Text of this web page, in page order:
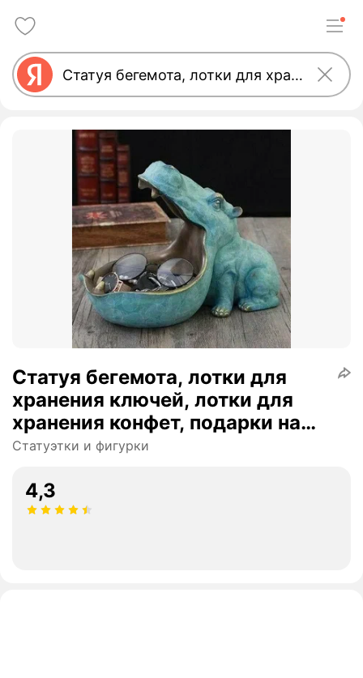
Статуя бегемота, лотки для
хранения ключей, лотки для
хранения конфет, подарки на
новоселье
Статуэтки и фигурки
4,3